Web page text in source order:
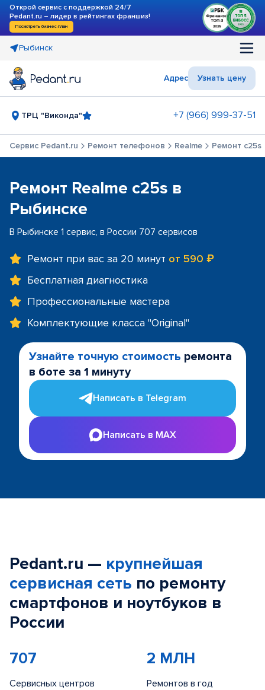
Открой сервис с поддержкой 24/7
Pedant.ru – лидер в рейтингах франшиз!
Посмотреть бизнес-план
Рыбинск
Адрес Узнать цену
ТРЦ "Виконда" +7 (966) 999-37-51
Сервис Pedant.ru Ремонт телефонов Realme Ремонт c25s
Ремонт Realme c25s в
Рыбинске
В Рыбинске 1 сервис, в России 707 сервисов
Ремонт при вас за 20 минут от 590 ₽
Бесплатная диагностика
Профессиональные мастера
Комплектующие класса "Original"
Узнайте точную стоимость ремонта
в боте за 1 минуту
Написать в Telegram
Написать в MAX
Pedant.ru — крупнейшая
сервисная сеть по ремонту
смартфонов и ноутбуков в
России
707
Сервисных центров
2 МЛН
Ремонтов в год